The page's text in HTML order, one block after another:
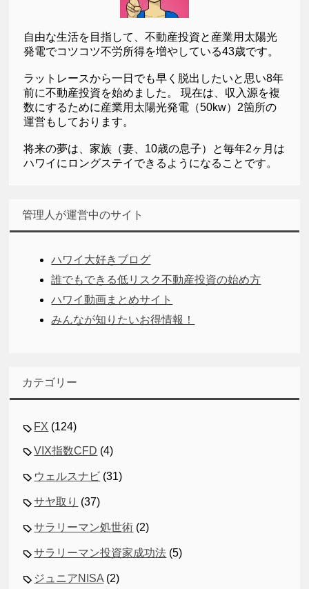
自由な生活を目指して、不動産投資と産業用太陽光
発電でコツコツ不労所得を増やしている43歳です。
ラットレースから一日でも早く脱出したいと思い8年
前に不動産投資を始めました。 現在は、収入源を複
数にするために産業用太陽光発電（50kw）2箇所の
運営もしております。
将来の夢は、家族（妻、10歳の息子）と毎年2ヶ月は
ハワイにロングステイできるようになることです。
管理人が運営中のサイト
ハワイ大好きブログ
誰でもできる低リスク不動産投資の始め方
ハワイ動画まとめサイト
みんなが知りたいお得情報！
カテゴリー
FX (124)
VIX指数CFD (4)
ウェルスナビ (31)
サヤ取り (37)
サラリーマン処世術 (2)
サラリーマン投資家成功法 (5)
ジュニアNISA (2)